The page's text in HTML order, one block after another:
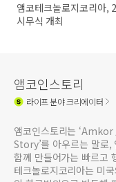
앰코테크놀로지코리아,
시무식 개최
앰코인스토리
라이프분야 크리에이터
앰코인스토리는
Story’를 아우르는 말로,
함께 만들어가는 빠르고
테크놀로지코리아는